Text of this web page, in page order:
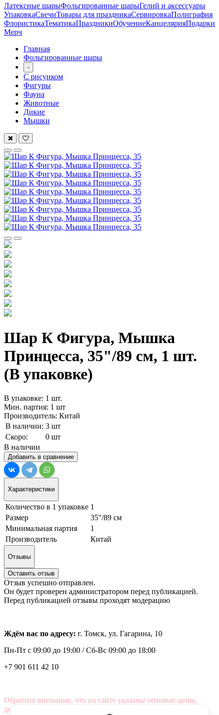
Латексные шарыФольгированные шарыГелий и аксессуары
УпаковкаСвечиТовары для праздникаСервировкаПолиграфия
ФлористикаТематикаПраздникиОбучениеКанцелярияПодарки
Мерч
Главная
Фольгированные шары
-
С рисунком
Фигуры
Фауна
Животные
Дикие
Мышки
Шар К Фигура, Мышка
Принцесса, 35"/89 см, 1 шт.
(В упаковке)
В упаковке: 1 шт.
Мин. партия: 1 шт
Производитель: Китай
В наличии: 3 шт
Скоро:
0 шт
В наличии
Добавить в сравнение
Характеристики
Количество в 1 упаковке 1
Размер
35"/89 см
Минимальная партия
1
Производитель
Китай
Отзывы
Оставить отзыв
Отзыв успешно отправлен.
Он будет проверен администратором перед публикацией.
Перед публикацией отзывы проходят модерацию
Ждём вас по адресу: г. Томск, ул. Гагарина, 10
Пн-Пт с 09:00 до 19:00 /Сб-Вс 09:00 до 18:00
+7 901 611 42 10
Обратите внимание, что на сайте указаны оптовые цены,
действующие при первом заказе от 3000 рублей.